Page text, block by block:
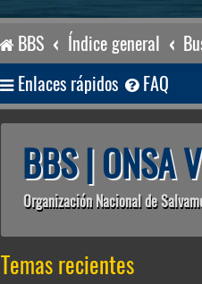
BBS Índice general
Enlaces rápidos FAQ
BBS | ONSA
Organización Nacional de
Temas recientes